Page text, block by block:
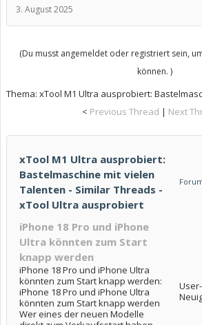
3. August 2025
(Du musst angemeldet oder registriert sein,
können. )
Thema: xTool M1 Ultra ausprobiert:
< Previous Thread | Next
xTool M1 Ultra ausprobiert:
Bastelmaschine mit vielen
Talenten - Similar Threads -
xTool Ultra ausprobiert
iPhone 18 Pro und iPhone
Ultra könnten zum Start
knapp werden
iPhone 18 Pro und iPhone Ultra
könnten zum Start knapp werden:
iPhone 18 Pro und iPhone Ultra
könnten zum Start knapp werden
Wer eines der neuen Modelle
User-